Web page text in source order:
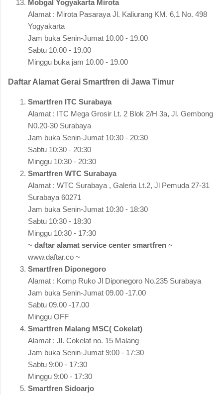
Mobgal Yogyakarta Mirota
Alamat : Mirota Pasaraya Jl. Kaliurang KM. 6,1 No. 498
Yogyakarta
Jam buka Senin-Jumat 10.00 - 19.00
Sabtu 10.00 - 19.00
Minggu buka jam 10.00 - 19.00
Daftar Alamat Gerai Smartfren di Jawa Timur
Smartfren ITC Surabaya
Alamat : ITC Mega Grosir Lt. 2 Blok 2/H 3a, Jl. Gembong
N0.20-30 Surabaya
Jam buka Senin-Jumat 10:30 - 20:30
Sabtu 10:30 - 20:30
Minggu 10:30 - 20:30
Smartfren WTC Surabaya
Alamat : WTC Surabaya , Galeria Lt.2, Jl Pemuda 27-31
Surabaya 60271
Jam buka Senin-Jumat 10:30 - 18:30
Sabtu 10:30 - 18:30
Minggu 10:30 - 17:30
~ daftar alamat service center smartfren ~
www.daftar.co ~
Smartfren Diponegoro
Alamat : Komp Ruko Jl Diponegoro No.235 Surabaya
Jam buka Senin-Jumat 09.00 -17.00
Sabtu 09.00 -17.00
Minggu OFF
Smartfren Malang MSC( Cokelat)
Alamat : Jl. Cokelat no. 15 Malang
Jam buka Senin-Jumat 9:00 - 17:30
Sabtu 9:00 - 17:30
Minggu 9:00 - 17:30
Smartfren Sidoarjo